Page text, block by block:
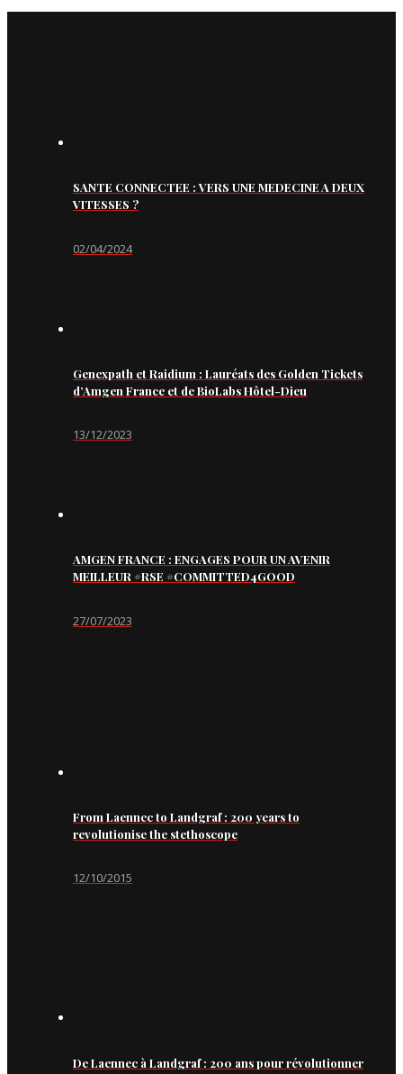
SANTE CONNECTEE : VERS UNE MEDECINE A DEUX
VITESSES ?
02/04/2024
Genexpath et Raidium : Lauréats des Golden Tickets
d’Amgen France et de BioLabs Hôtel-Dieu
13/12/2023
AMGEN FRANCE : ENGAGES POUR UN AVENIR
MEILLEUR #RSE #COMMITTED4GOOD
27/07/2023
From Laennec to Landgraf : 200 years to
revolutionise the stethoscope
12/10/2015
De Laennec à Landgraf : 200 ans pour révolutionner